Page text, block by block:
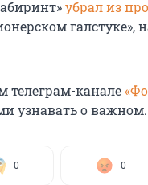
убрал из
галстуке»,
телеграм-канале
узнавать о важном.
0 0